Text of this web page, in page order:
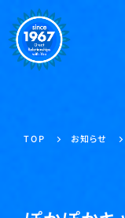
TOP お知らせ